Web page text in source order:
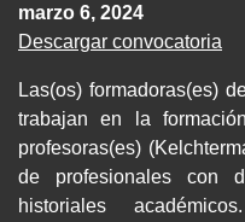
marzo 6, 2024
Descargar convocatoria
Las(os) formadoras(es)
trabajan en la
profesoras(es)
de profesionales con
historiales